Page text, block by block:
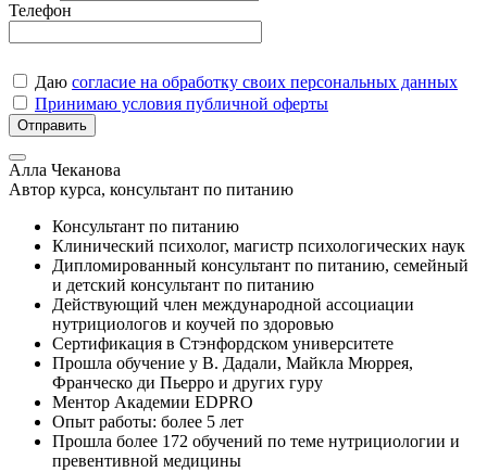
Телефон
Даю согласие на обработку своих персональных данных
Принимаю условия публичной оферты
Отправить
Алла Чеканова
Автор курса, консультант по питанию
Консультант по питанию
Клинический психолог, магистр психологических наук
Дипломированный консультант по питанию, семейный
и детский консультант по питанию
Действующий член международной ассоциации
нутрициологов и коучей по здоровью
Сертификация в Стэнфордском университете
Прошла обучение у В. Дадали, Майкла Мюррея,
Франческо ди Пьерро и других гуру
Ментор Академии EDPRO
Опыт работы: более 5 лет
Прошла более 172 обучений по теме нутрициологии и
превентивной медицины